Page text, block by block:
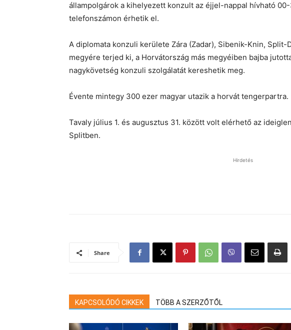
állampolgárok a kihelyezett konzult az éjjel-nappal hívható
telefonszámon érhetik el.
A diplomata konzuli kerülete Zára (Zadar), Sibenik-Knin,
megyére terjed ki, a Horvátország más megyéiben bajba
nagykövetség konzuli szolgálatát kereshetik meg.
Évente mintegy 300 ezer magyar utazik a horvát tengerpartra.
Tavaly július 1. és augusztus 31. között volt elérhető az
Splitben.
Hirdetés
Share
KAPCSOLÓDÓ CIKKEK TÖBB A SZERZŐTŐL